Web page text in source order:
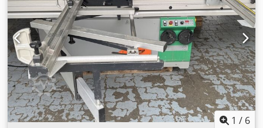
ширина: електрическо / позиционен контрол Регулиране на
ограничителя за дължина: ръчно Индикация на ъгъла на
диска: цифров дисплей Индикация на височината на
рязане: цифров дисплей Индикация на ограничителя за
ширина: цифров дисплей Индикация на ограничителя за
дължина: скала Crjdpfxjzhm Dpe Afwsf Ограничител за
дължина с функция за рязане под ъгъл: да Диаметър на
диска: 450 мм Брой скорости: 4 Мощност на двигателя: 5,5
kW Присъединителен отвор за прахоулавяне: 80 и 120 мм
Дължина на машината: 3200 мм Ширина на машината: 1 / 6